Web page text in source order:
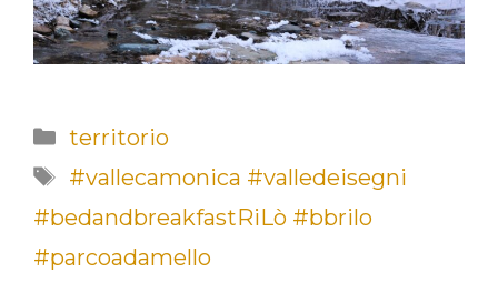
Categorie
territorio
Tag
#vallecamonica #valledeisegni
#bedandbreakfastRiLò #bbrilo
#parcoadamello